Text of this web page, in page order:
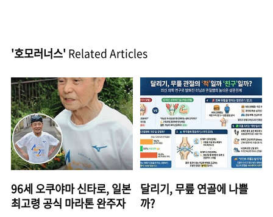
'호모러너스' Related Articles
96세 오쿠야마 신타로, 일본
최고령 공식 마라톤 완주자
달리기, 무릎 연골에 나쁠
까?